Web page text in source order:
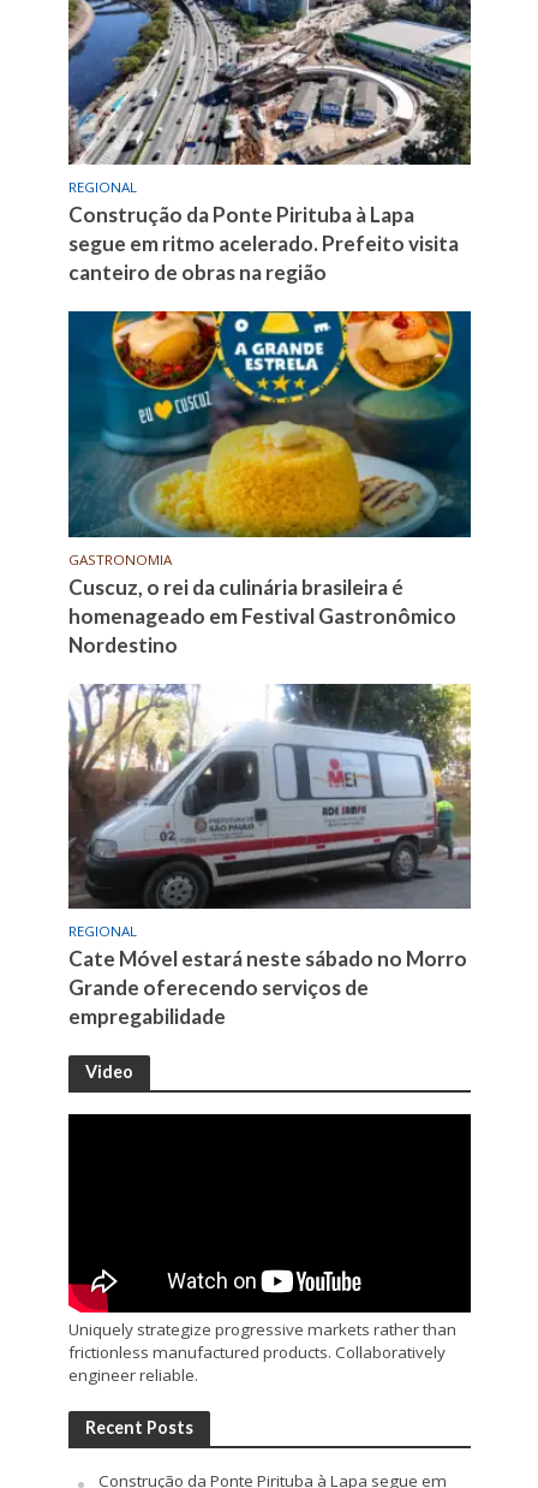
REGIONAL
Construção da Ponte Pirituba à Lapa
segue em ritmo acelerado. Prefeito visita
canteiro de obras na região
GASTRONOMIA
Cuscuz, o rei da culinária brasileira é
homenageado em Festival Gastronômico
Nordestino
REGIONAL
Cate Móvel estará neste sábado no Morro
Grande oferecendo serviços de
empregabilidade
Video
Uniquely strategize progressive markets rather than
frictionless manufactured products. Collaboratively
engineer reliable.
Recent Posts
Construção da Ponte Pirituba à Lapa segue em